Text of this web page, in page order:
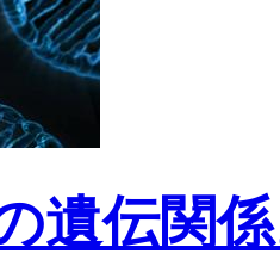
遺伝関